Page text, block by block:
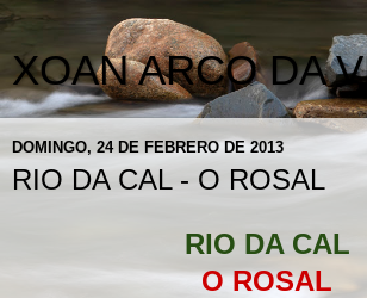
XOAN ARCO DA
DOMINGO, 24 DE FEBRERO DE 2013
RIO DA CAL - O ROSAL
RIO DA CAL
O ROSAL